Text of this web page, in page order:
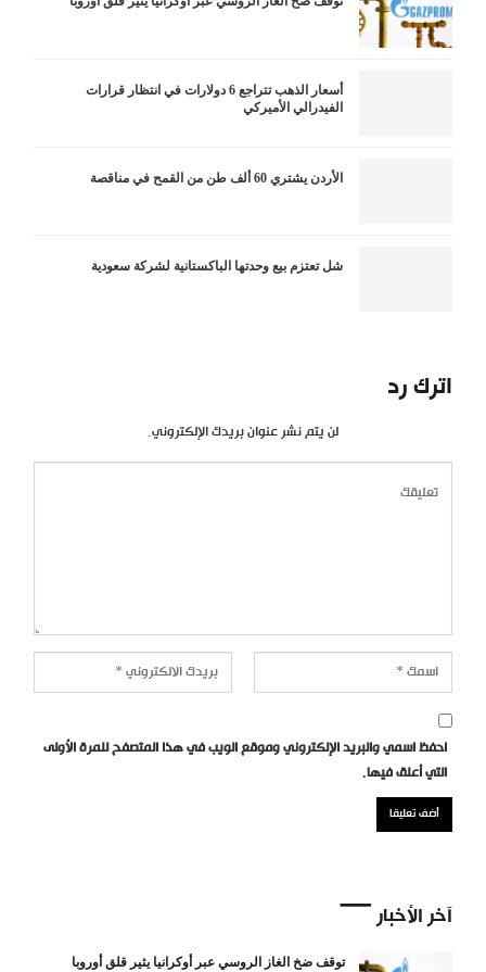
أسعار الذهب تتراجع 6 دولارات في انتظار قرارات
الفيدرالي الأميركي
الأردن يشتري 60 ألف طن من القمح في مناقصة
شل تعتزم بيع وحدتها الباكستانية لشركة سعودية
اترك رد
لن يتم نشر عنوان بريدك الإلكتروني.
احفظ اسمي والبريد الإلكتروني وموقع الويب في هذا المتصفح للمرة الأولى
التي أعلق فيها.
آخر الأخبار
توقف ضخ الغاز الروسي عبر أوكرانيا يثير قلق أوروبا